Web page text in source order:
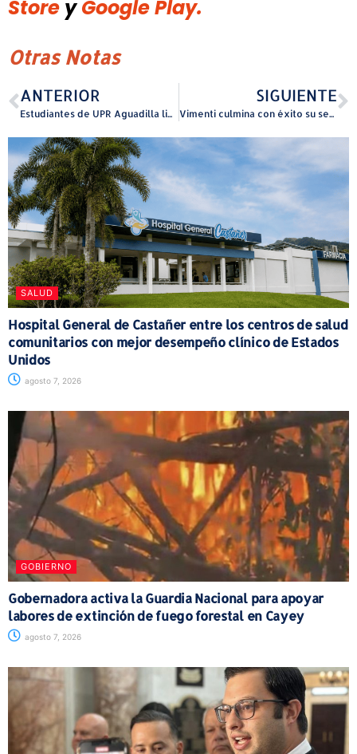
Store y Google Play.
Otras Notas
ANTERIOR
Estudiantes de UPR Aguadilla lideran proyecto de prensa deportiva universitaria con el lanzamiento de Shark Sport
SIGUIENTE
Vimenti culmina con éxito su semana de “Vimenti Ama Leer”
SALUD
Hospital General de Castañer entre los centros de salud
comunitarios con mejor desempeño clínico de Estados
Unidos
agosto 7, 2026
GOBIERNO
Gobernadora activa la Guardia Nacional para apoyar
labores de extinción de fuego forestal en Cayey
agosto 7, 2026